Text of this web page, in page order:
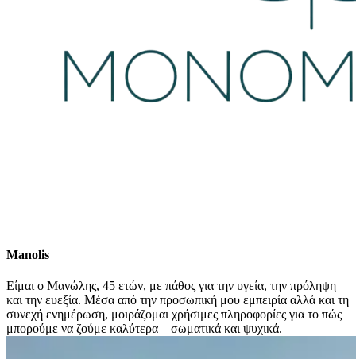
Manolis
Είμαι ο Μανώλης, 45 ετών, με πάθος για την υγεία, την πρόληψη
και την ευεξία. Μέσα από την προσωπική μου εμπειρία αλλά και τη
συνεχή ενημέρωση, μοιράζομαι χρήσιμες πληροφορίες για το πώς
μπορούμε να ζούμε καλύτερα – σωματικά και ψυχικά.